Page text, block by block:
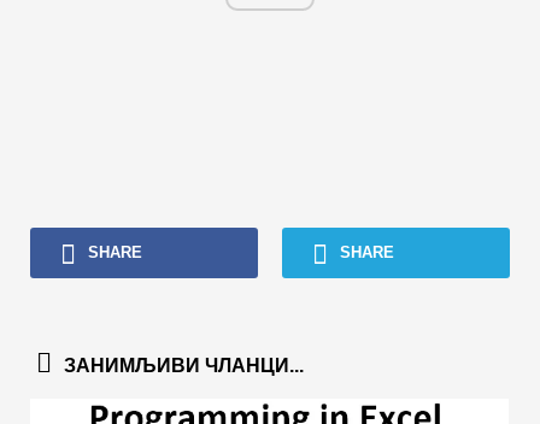
SHARE SHARE
ЗАНИМЉИВИ ЧЛАНЦИ...